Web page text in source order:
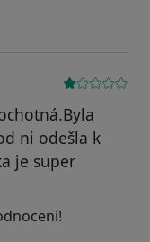
ni odešla k
je super
byl odstraněn